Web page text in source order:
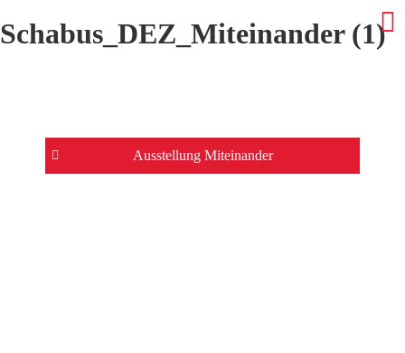
Schabus_DEZ_Miteinander (1)
Beitrags-
Navigation
Ausstellung Miteinander